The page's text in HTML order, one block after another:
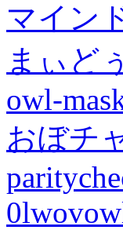
マイン
まぃどぅ
owl-
おぼチ